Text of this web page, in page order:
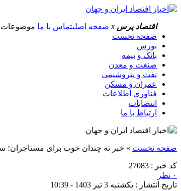
اقتصاد پرس x صفحه اصلیتماس با ما موضوعات
صفحه نخست
بورس
بانک و بیمه
صنعت و معدن
نفت و پتروشیمی
عمران و مسکن
فناوری اطلاعات
انتصابات
ارتباط با ما
صفحه نخست » خبر نه چندان خوب برای مستاجران؛
کد خبر : 27083
۰ نظر
تاریخ انتشار : یکشنبه 3 تیر 1403 - 10:39